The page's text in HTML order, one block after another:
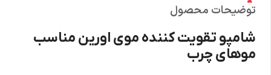
توضیحات محصول
شامپو تقویت کننده موی اورین مناسب
موهای چرب